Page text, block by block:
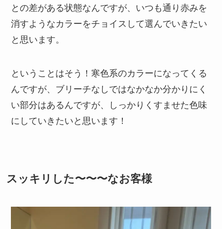
との差がある状態なんですが、いつも通り赤みを
消すようなカラーをチョイスして選んでいきたい
と思います。
ということはそう！寒色系のカラーになってくる
んですが、ブリーチなしではなかなか分かりにく
い部分はあるんですが、しっかりくすませた色味
にしていきたいと思います！
スッキリした〜〜〜なお客様